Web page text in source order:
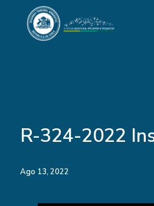
R-324-2022
Ago 13, 2022